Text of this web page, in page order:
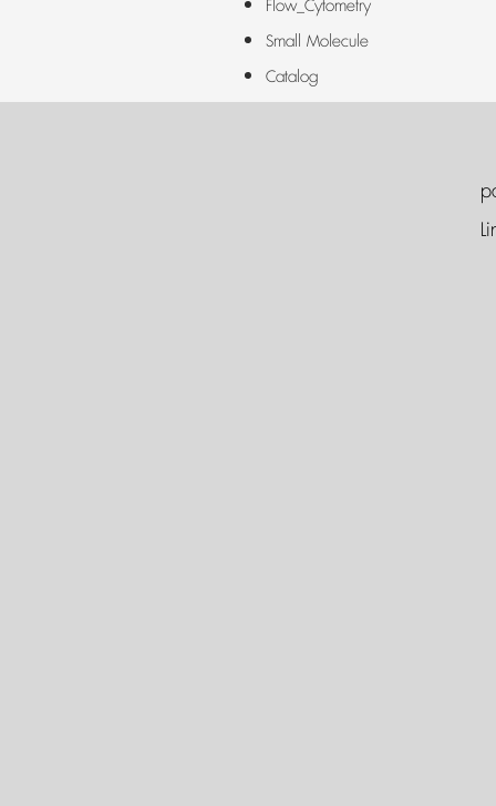
Flow_Cytometry
Small Molecule
Catalog